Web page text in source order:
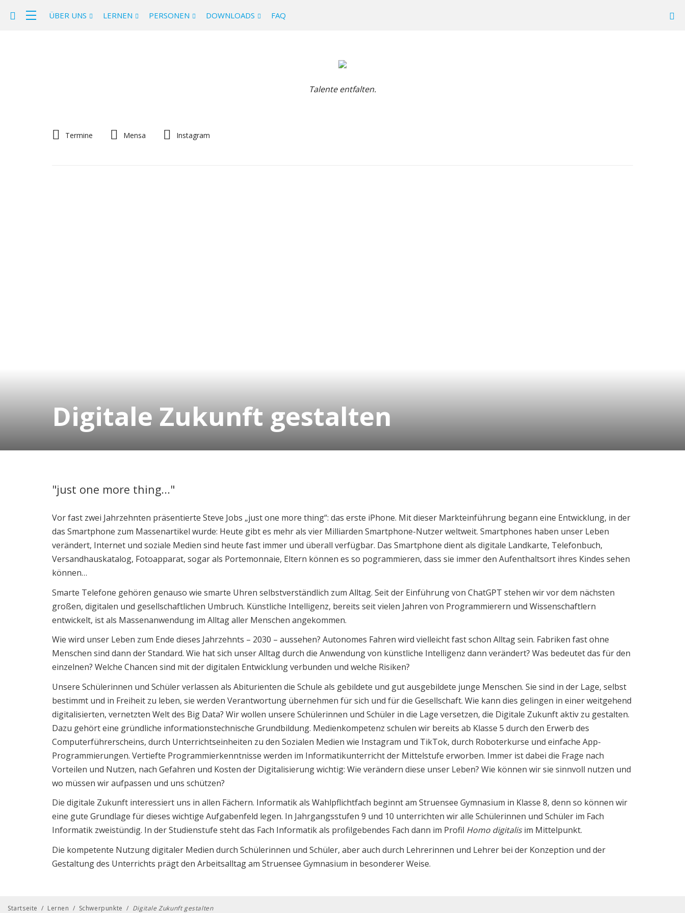
ÜBER UNS LERNEN PERSONEN DOWNLOADS FAQ
Talente entfalten.
Termine Mensa Instagram
Digitale Zukunft gestalten
Digitale Zukunft gestalten
"just one more thing..."
Vor fast zwei Jahrzehnten präsentierte Steve Jobs „just one more thing“: das erste iPhone. Mit dieser Markteinführung begann eine Entwicklung, in der
das Smartphone zum Massenartikel wurde: Heute gibt es mehr als vier Milliarden Smartphone-Nutzer weltweit. Smartphones haben unser Leben
verändert, Internet und soziale Medien sind heute fast immer und überall verfügbar. Das Smartphone dient als digitale Landkarte, Telefonbuch,
Versandhauskatalog, Fotoapparat, sogar als Portemonnaie, Eltern können es so pogrammieren, dass sie immer den Aufenthaltsort ihres Kindes sehen
können…
Smarte Telefone gehören genauso wie smarte Uhren selbstverständlich zum Alltag. Seit der Einführung von ChatGPT stehen wir vor dem nächsten
großen, digitalen und gesellschaftlichen Umbruch. Künstliche Intelligenz, bereits seit vielen Jahren von Programmierern und Wissenschaftlern
entwickelt, ist als Massenanwendung im Alltag aller Menschen angekommen.
Wie wird unser Leben zum Ende dieses Jahrzehnts – 2030 – aussehen? Autonomes Fahren wird vielleicht fast schon Alltag sein. Fabriken fast ohne
Menschen sind dann der Standard. Wie hat sich unser Alltag durch die Anwendung von künstliche Intelligenz dann verändert? Was bedeutet das für den
einzelnen? Welche Chancen sind mit der digitalen Entwicklung verbunden und welche Risiken?
Unsere Schülerinnen und Schüler verlassen als Abiturienten die Schule als gebildete und gut ausgebildete junge Menschen. Sie sind in der Lage, selbst
bestimmt und in Freiheit zu leben, sie werden Verantwortung übernehmen für sich und für die Gesellschaft. Wie kann dies gelingen in einer weitgehend
digitalisierten, vernetzten Welt des Big Data? Wir wollen unsere Schülerinnen und Schüler in die Lage versetzen, die Digitale Zukunft aktiv zu gestalten.
Dazu gehört eine gründliche informationstechnische Grundbildung. Medienkompetenz schulen wir bereits ab Klasse 5 durch den Erwerb des
Computerführerscheins, durch Unterrichtseinheiten zu den Sozialen Medien wie Instagram und TikTok, durch Roboterkurse und einfache App-
Programmierungen. Vertiefte Programmierkenntnisse werden im Informatikunterricht der Mittelstufe erworben. Immer ist dabei die Frage nach
Vorteilen und Nutzen, nach Gefahren und Kosten der Digitalisierung wichtig: Wie verändern diese unser Leben? Wie können wir sie sinnvoll nutzen und
wo müssen wir aufpassen und uns schützen?
Die digitale Zukunft interessiert uns in allen Fächern. Informatik als Wahlpflichtfach beginnt am Struensee Gymnasium in Klasse 8, denn so können wir
eine gute Grundlage für dieses wichtige Aufgabenfeld legen. In Jahrgangsstufen 9 und 10 unterrichten wir alle Schülerinnen und Schüler im Fach
Informatik zweistündig. In der Studienstufe steht das Fach Informatik als profilgebendes Fach dann im Profil Homo digitalisim Mittelpunkt.
Die kompetente Nutzung digitaler Medien durch Schülerinnen und Schüler, aber auch durch Lehrerinnen und Lehrer bei der Konzeption und der
Gestaltung des Unterrichts prägt den Arbeitsalltag am Struensee Gymnasium in besonderer Weise.
Startseite / Lernen / Schwerpunkte / Digitale Zukunft gestalten